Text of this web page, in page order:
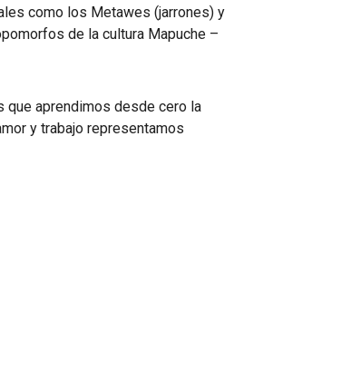
como los Metawes (jarrones) y
de la cultura Mapuche –
que aprendimos desde cero la
y trabajo representamos